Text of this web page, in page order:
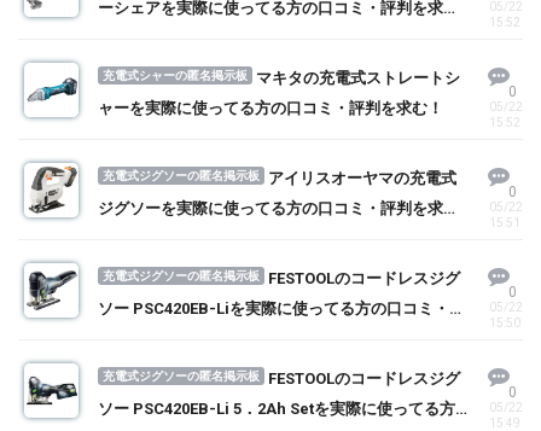
ーシェアを実際に使ってる方の口コミ・評判を求
05/22
15:52
充電式シャーの匿名掲示板
マキタの充電式ストレートシ
ャーを実際に使ってる方の口コミ・評判を求む！
0
05/22
15:52
充電式ジグソーの匿名掲示板
アイリスオーヤマの充電式
ジグソーを実際に使ってる方の口コミ・評判を求
0
05/22
15:51
充電式ジグソーの匿名掲示板
FESTOOLのコードレスジグ
ソー PSC420EB-Liを実際に使ってる方の口コミ・評
0
05/22
15:50
充電式ジグソーの匿名掲示板
FESTOOLのコードレスジグ
ソー PSC420EB-Li 5．2Ah Setを実際に使ってる方
0
05/22
15:49